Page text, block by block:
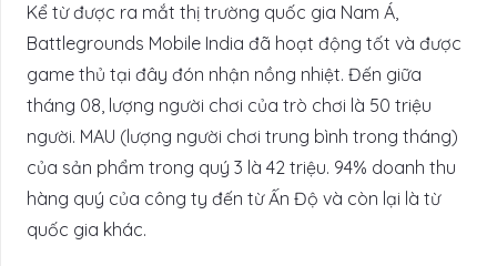
Kể từ được ra mắt thị trường quốc gia Nam Á,
Battlegrounds Mobile India đã hoạt động tốt và được
game thủ tại đây đón nhận nồng nhiệt. Đến giữa
tháng 08, lượng người chơi của trò chơi là 50 triệu
người. MAU (lượng người chơi trung bình trong tháng)
của sản phẩm trong quý 3 là 42 triệu. 94% doanh thu
hàng quý của công ty đến từ Ấn Độ và còn lại là từ
quốc gia khác.